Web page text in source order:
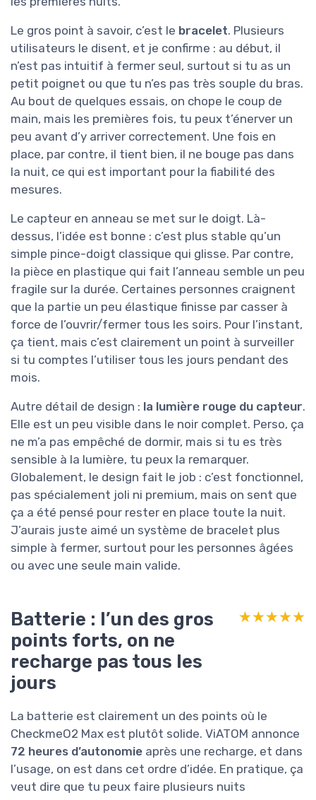
Le gros point à savoir, c’est le bracelet. Plusieurs
utilisateurs le disent, et je confirme : au début, il
n’est pas intuitif à fermer seul, surtout si tu as un
petit poignet ou que tu n’es pas très souple du bras.
Au bout de quelques essais, on chope le coup de
main, mais les premières fois, tu peux t’énerver un
peu avant d’y arriver correctement. Une fois en
place, par contre, il tient bien, il ne bouge pas dans
la nuit, ce qui est important pour la fiabilité des
mesures.
Le capteur en anneau se met sur le doigt. Là-
dessus, l’idée est bonne : c’est plus stable qu’un
simple pince-doigt classique qui glisse. Par contre,
la pièce en plastique qui fait l’anneau semble un peu
fragile sur la durée. Certaines personnes craignent
que la partie un peu élastique finisse par casser à
force de l’ouvrir/fermer tous les soirs. Pour l’instant,
ça tient, mais c’est clairement un point à surveiller
si tu comptes l’utiliser tous les jours pendant des
mois.
Autre détail de design : la lumière rouge du capteur.
Elle est un peu visible dans le noir complet. Perso, ça
ne m’a pas empêché de dormir, mais si tu es très
sensible à la lumière, tu peux la remarquer.
Globalement, le design fait le job : c’est fonctionnel,
pas spécialement joli ni premium, mais on sent que
ça a été pensé pour rester en place toute la nuit.
J’aurais juste aimé un système de bracelet plus
simple à fermer, surtout pour les personnes âgées
ou avec une seule main valide.
Batterie : l’un des gros
points forts, on ne
recharge pas tous les
jours
★★★★★
★★★★★
La batterie est clairement un des points où le
CheckmeO2 Max est plutôt solide. ViATOM annonce
72 heures d’autonomie après une recharge, et dans
l’usage, on est dans cet ordre d’idée. En pratique, ça
veut dire que tu peux faire plusieurs nuits